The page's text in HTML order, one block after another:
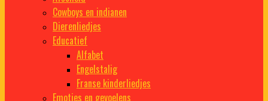
Cowboys en indianen
Dierenliedjes
Educatief
Alfabet
Engelstalig
Franse kinderliedjes
Emoties en gevoelens